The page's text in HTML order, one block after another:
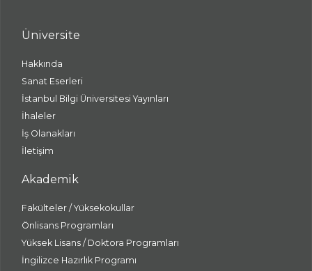
Üniversite
Hakkında
Sanat Eserleri
İstanbul Bilgi Üniversitesi Yayınları
İhaleler
İş Olanakları
İletişim
Akademik
Fakülteler / Yüksekokullar
Önlisans Programları
Yüksek Lisans / Doktora Programları
İngilizce Hazırlık Programı